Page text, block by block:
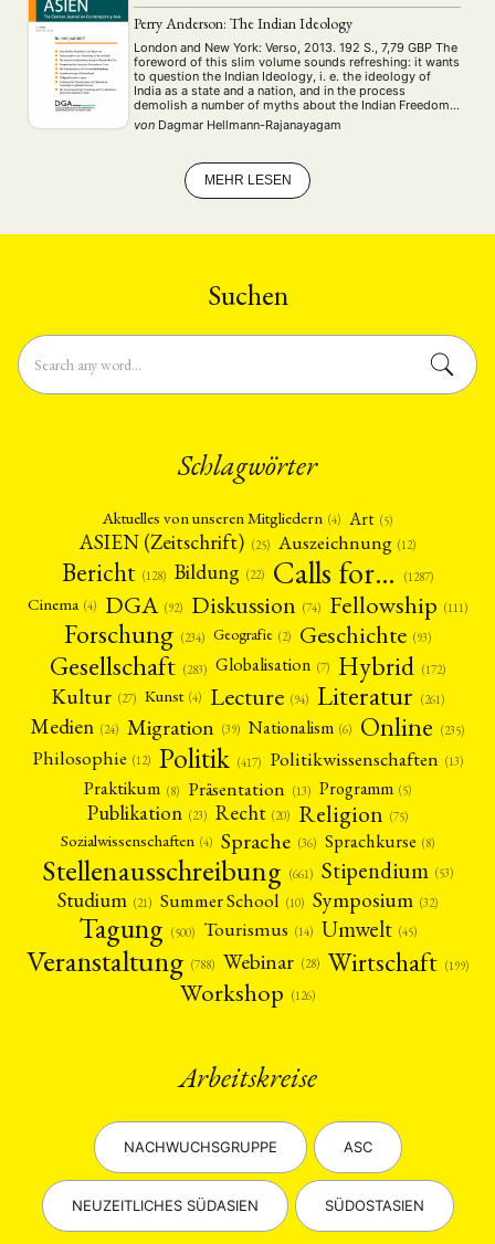
Perry Anderson: The Indian Ideology
London and New York: Verso, 2013. 192 S., 7,79 GBP The
foreword of this slim volume sounds refreshing: it wants
to question the Indian Ideology, i. e. the ideology of
India as a state and a nation, and in the process
demolish a number of myths about the Indian Freedom
struggle and independent India. Unfortunately, …
von Dagmar Hellmann-Rajanayagam
MEHR LESEN
Suchen
Schlagwörter
Aktuelles von unseren Mitgliedern (4) Art (5)
ASIEN (Zeitschrift) (25) Auszeichnung (12)
Bericht (128) Bildung (22) Calls for… (1287)
Cinema (4) DGA (92) Diskussion (74) Fellowship (111)
Forschung (234) Geografie (2) Geschichte (93)
Gesellschaft (283) Globalisation (7) Hybrid (172)
Kultur (27) Kunst (4) Lecture (94) Literatur (261)
Medien (24) Migration (39) Nationalism (6) Online (235)
Philosophie (12) Politik (417) Politikwissenschaften (13)
Praktikum (8) Präsentation (13) Programm (5)
Publikation (23) Recht (20) Religion (75)
Sozialwissenschaften (4) Sprache (36) Sprachkurse (8)
Stellenausschreibung (661) Stipendium (53)
Studium (21) Summer School (10) Symposium (32)
Tagung (500) Tourismus (14) Umwelt (45)
Veranstaltung (788) Webinar (28) Wirtschaft (199)
Workshop (126)
Arbeitskreise
NACHWUCHSGRUPPE ASC
NEUZEITLICHES SÜDASIEN SÜDOSTASIEN